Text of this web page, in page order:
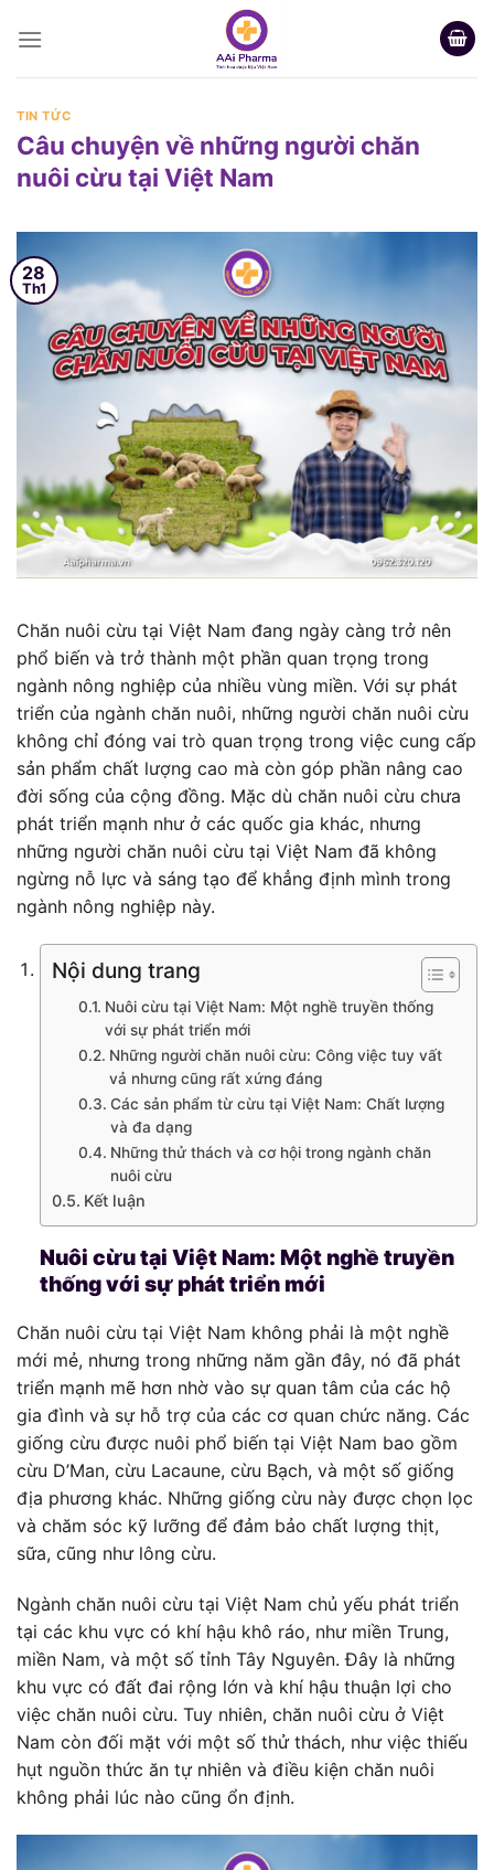
TIN TỨC
Câu chuyện về những người chăn
nuôi cừu tại Việt Nam
28
Th1
Chăn nuôi cừu tại Việt Nam đang ngày càng trở nên
phổ biến và trở thành một phần quan trọng trong
ngành nông nghiệp của nhiều vùng miền. Với sự phát
triển của ngành chăn nuôi, những người chăn nuôi cừu
không chỉ đóng vai trò quan trọng trong việc cung cấp
sản phẩm chất lượng cao mà còn góp phần nâng cao
đời sống của cộng đồng. Mặc dù chăn nuôi cừu chưa
phát triển mạnh như ở các quốc gia khác, nhưng
những người chăn nuôi cừu tại Việt Nam đã không
ngừng nỗ lực và sáng tạo để khẳng định mình trong
ngành nông nghiệp này.
Nội dung trang
Nuôi cừu tại Việt Nam: Một nghề truyền thống
với sự phát triển mới
Những người chăn nuôi cừu: Công việc tuy vất
vả nhưng cũng rất xứng đáng
Các sản phẩm từ cừu tại Việt Nam: Chất lượng
và đa dạng
Những thử thách và cơ hội trong ngành chăn
nuôi cừu
Kết luận
Nuôi cừu tại Việt Nam: Một nghề truyền
thống với sự phát triển mới
Chăn nuôi cừu tại Việt Nam không phải là một nghề
mới mẻ, nhưng trong những năm gần đây, nó đã phát
triển mạnh mẽ hơn nhờ vào sự quan tâm của các hộ
gia đình và sự hỗ trợ của các cơ quan chức năng. Các
giống cừu được nuôi phổ biến tại Việt Nam bao gồm
cừu D’Man, cừu Lacaune, cừu Bạch, và một số giống
địa phương khác. Những giống cừu này được chọn lọc
và chăm sóc kỹ lưỡng để đảm bảo chất lượng thịt,
sữa, cũng như lông cừu.
Ngành chăn nuôi cừu tại Việt Nam chủ yếu phát triển
tại các khu vực có khí hậu khô ráo, như miền Trung,
miền Nam, và một số tỉnh Tây Nguyên. Đây là những
khu vực có đất đai rộng lớn và khí hậu thuận lợi cho
việc chăn nuôi cừu. Tuy nhiên, chăn nuôi cừu ở Việt
Nam còn đối mặt với một số thử thách, như việc thiếu
hụt nguồn thức ăn tự nhiên và điều kiện chăn nuôi
không phải lúc nào cũng ổn định.